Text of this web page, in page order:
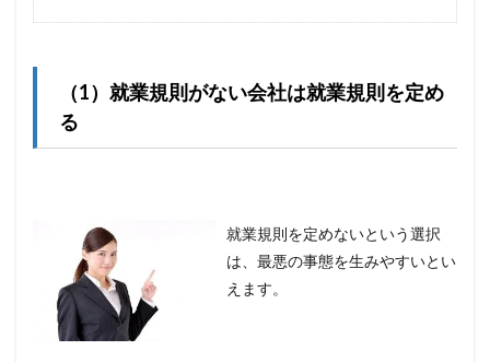
（1）就業規則がない会社は就業規則を定め
る
就業規則を定めないという選択
は、最悪の事態を生みやすいとい
えます。